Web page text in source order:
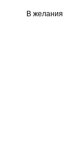
В желания